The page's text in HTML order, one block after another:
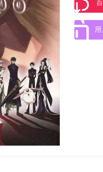
钢（稻田
羽毛，
编自